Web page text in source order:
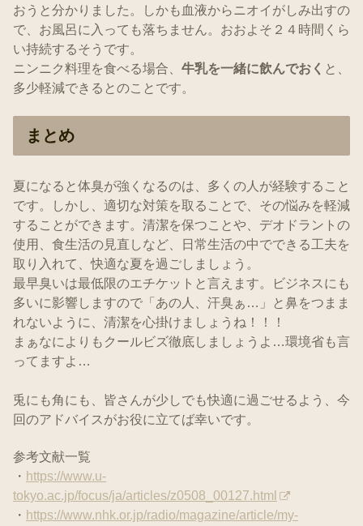
おうと分かりました。しかも血液からニオイがしみ出すの
で、お風呂に入っても落ちません。おおよそ２４時間くら
い持続するそうです。
ニンニク料理を食べる場合、 牛乳を一緒に飲んでおく と、
多少軽減できるとのことです。
まとめ
夏になると体臭が強くなるのは、多くの人が経験すること
です。しかし、適切な対策を取ることで、その悩みを軽減
することができます。清潔を保つことや、デオドラントの
使用、食生活の見直しなど、日常生活の中でできる工夫を
取り入れて、快適な夏を過ごしましょう。
最早臭いは最低限のエチケットと言えます。ビジネスにも
多いに影響しますので「あの人、汗臭ぁ…」と鼻をつまま
れないように、清潔を心掛けましょうね！！！
まぁなによりもクールビズ徹底しましょうよ…環境省も言
ってますよ…
兎にも角にも、皆さんが少しでも快適に過ごせるよう、今
回のアドバイスがお役に立てば幸いです。
参考文献一覧
・ https://www.u-
tokyo.ac.jp/focus/ja/articles/z0508_00127.html
・ https://www.nhk.or.jp/radio/magazine/article/my-